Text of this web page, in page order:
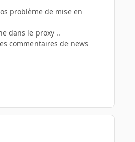
problème de mise en
dans le proxy ..
commentaires de news